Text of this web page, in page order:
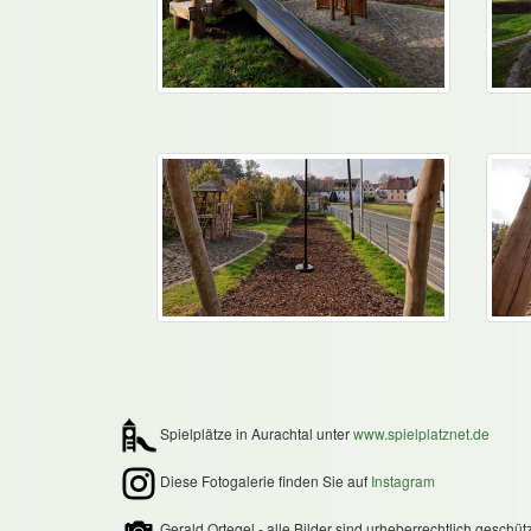
Spielplätze in Aurachtal unterwww.spielplatznet.de
Diese Fotogalerie finden Sie auf Instagram